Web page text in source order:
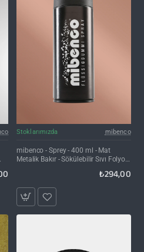
Stoklarımızda mibenco
mibenco - Sprey - 400 ml - Mat
Metalik Bakır - Sökülebilir Sıvı Folyo
₺294,00